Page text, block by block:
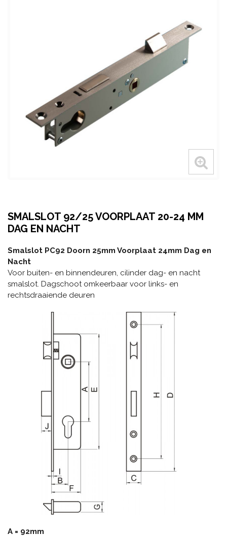
SMALSLOT 92/25 VOORPLAAT 20-24 MM
DAG EN NACHT
Smalslot PC92 Doorn 25mm Voorplaat 24mm Dag en
Nacht
Voor buiten- en binnendeuren, cilinder dag- en nacht
smalslot. Dagschoot omkeerbaar voor links- en
rechtsdraaiende deuren
A = 92mm